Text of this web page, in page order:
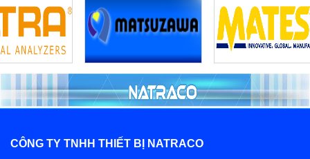
CÔNG TY TNHH THIẾT BỊ NATRACO